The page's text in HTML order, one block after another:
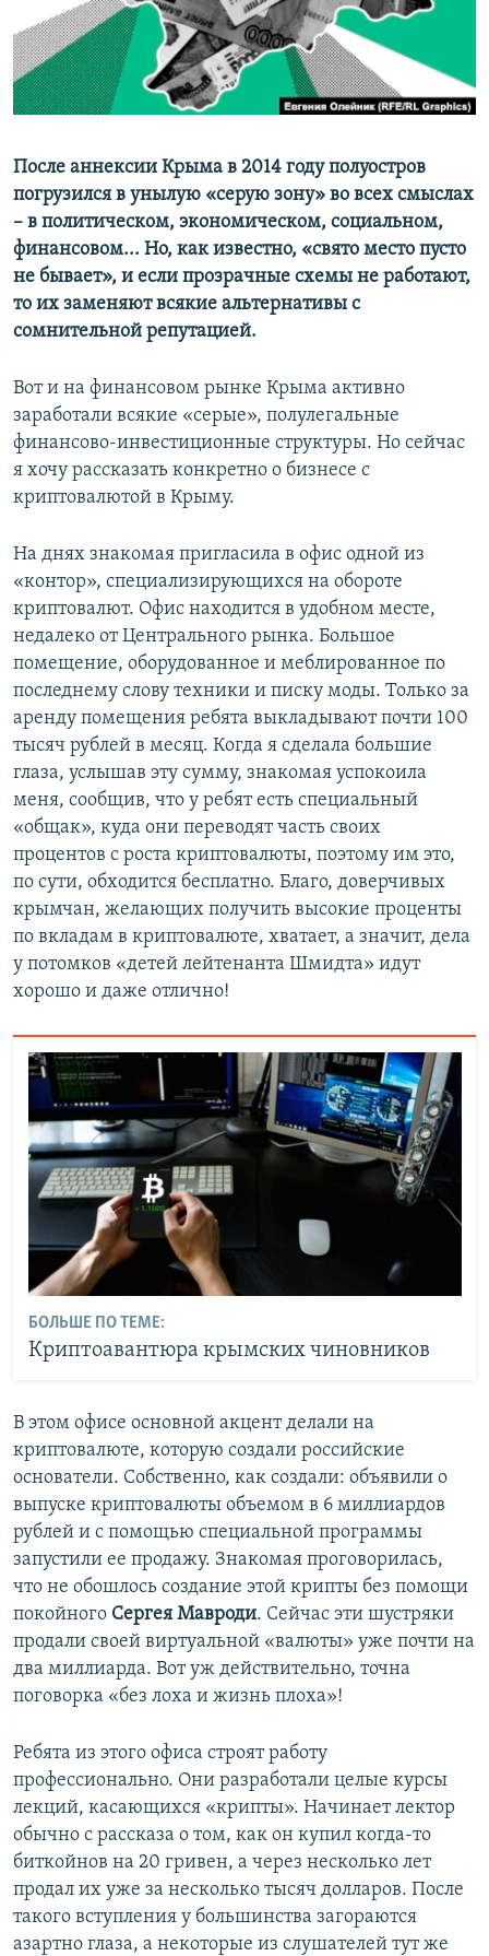
ПОБЕДИТЕЛЕЙ НЕ СУДЯТ?
КРЫМ.НЕПОКОРЕННЫЙ
ELIFBE
ПРИСОЕДИНЯЙТЕСЬ!
Все сайты RFE/RL
После аннексии Крыма в 2014 году полуостров
погрузился в унылую «серую зону» во всех смыслах
– в политическом, экономическом, социальном,
финансовом... Но, как известно, «свято место пусто
не бывает», и если прозрачные схемы не работают,
то их заменяют всякие альтернативы с
сомнительной репутацией.
Вот и на финансовом рынке Крыма активно
заработали всякие «серые», полулегальные
финансово-инвестиционные структуры. Но сейчас
я хочу рассказать конкретно о бизнесе с
криптовалютой в Крыму.
На днях знакомая пригласила в офис одной из
«контор», специализирующихся на обороте
криптовалют. Офис находится в удобном месте,
недалеко от Центрального рынка. Большое
помещение, оборудованное и меблированное по
последнему слову техники и писку моды. Только за
аренду помещения ребята выкладывают почти 100
тысяч рублей в месяц. Когда я сделала большие
глаза, услышав эту сумму, знакомая успокоила
меня, сообщив, что у ребят есть специальный
«общак», куда они переводят часть своих
процентов с роста криптовалюты, поэтому им это,
по сути, обходится бесплатно. Благо, доверчивых
крымчан, желающих получить высокие проценты
по вкладам в криптовалюте, хватает, а значит, дела
у потомков «детей лейтенанта Шмидта» идут
хорошо и даже отлично!
БОЛЬШЕ ПО ТЕМЕ:
Криптоавантюра крымских чиновников
В этом офисе основной акцент делали на
криптовалюте, которую создали российские
основатели. Собственно, как создали: объявили о
выпуске криптовалюты объемом в 6 миллиардов
рублей и с помощью специальной программы
запустили ее продажу. Знакомая проговорилась,
что не обошлось создание этой крипты без помощи
покойного Сергея Мавроди. Сейчас эти шустряки
продали своей виртуальной «валюты» уже почти на
два миллиарда. Вот уж действительно, точна
поговорка «без лоха и жизнь плоха»!
Ребята из этого офиса строят работу
профессионально. Они разработали целые курсы
лекций, касающихся «крипты». Начинает лектор
обычно с рассказа о том, как он купил когда-то
биткойнов на 20 гривен, а через несколько лет
продал их уже за несколько тысяч долларов. После
такого вступления у большинства загораются
азартно глаза, а некоторые из слушателей тут же